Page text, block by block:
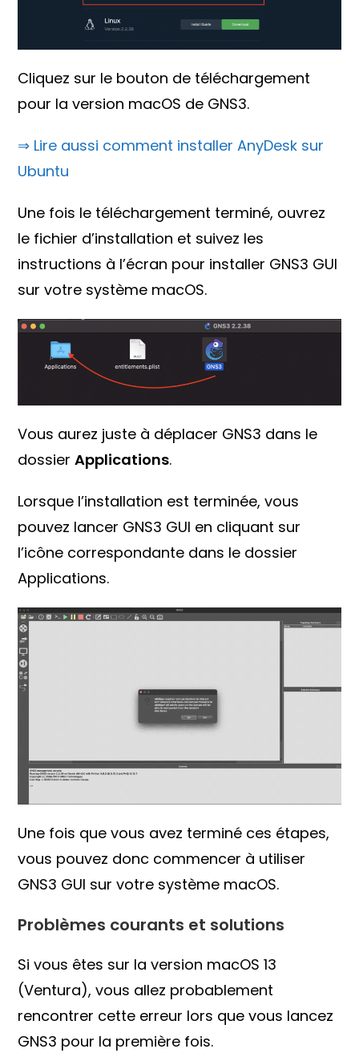
Cliquez sur le bouton de téléchargement
pour la version macOS de GNS3.
⇒ Lire aussi comment installer AnyDesk sur
Ubuntu
Une fois le téléchargement terminé, ouvrez
le fichier d’installation et suivez les
instructions à l’écran pour installer GNS3 GUI
sur votre système macOS.
Vous aurez juste à déplacer GNS3 dans le
dossierApplications.
Lorsque l’installation est terminée, vous
pouvez lancer GNS3 GUI en cliquant sur
l’icône correspondante dans le dossier
Applications.
Une fois que vous avez terminé ces étapes,
vous pouvez donc commencer à utiliser
GNS3 GUI sur votre système macOS.
Problèmes courants et solutions
Si vous êtes sur la version macOS 13
(Ventura), vous allez probablement
rencontrer cette erreur lors que vous lancez
GNS3 pour la première fois.